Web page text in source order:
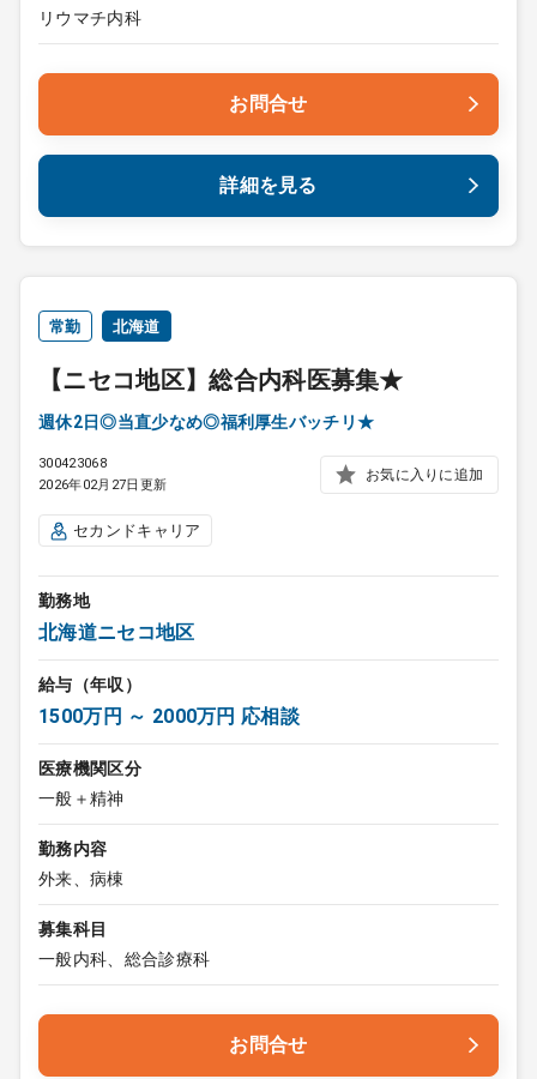
リウマチ内科
お問合せ
詳細を見る
常勤 北海道
【ニセコ地区】総合内科医募集★
週休2日◎当直少なめ◎福利厚生バッチリ★
300423068
2026年02月27日更新
お気に入りに追加
セカンドキャリア
勤務地
北海道ニセコ地区
給与（年収）
1500万円 ～ 2000万円 応相談
医療機関区分
一般＋精神
勤務内容
外来、病棟
募集科目
一般内科、総合診療科
お問合せ